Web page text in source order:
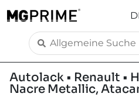
Autolack • Renault •
Nacre Metallic,